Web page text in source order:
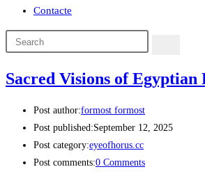
Contacte
Sacred Visions of Egyptian
Post author:formost formost
Post published:September 12, 2025
Post category:eyeofhorus.cc
Post comments:0 Comments